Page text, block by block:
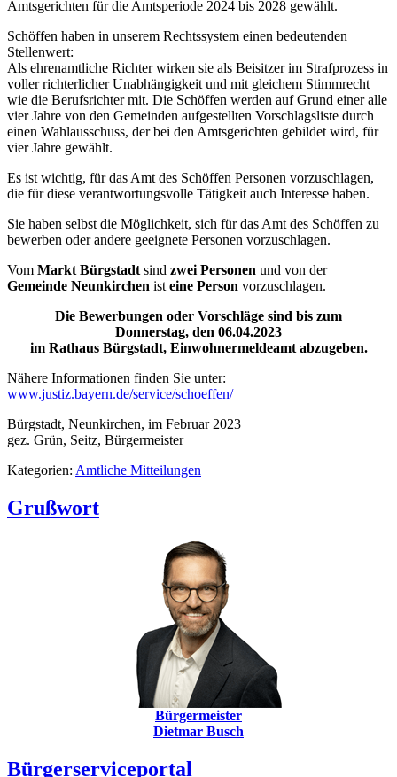
Amtsgerichten für die Amtsperiode 2024 bis 2028 gewählt.
Schöffen haben in unserem Rechtssystem einen bedeutenden
Stellenwert:
Als ehrenamtliche Richter wirken sie als Beisitzer im Strafprozess in
voller richterlicher Unabhängigkeit und mit gleichem Stimmrecht
wie die Berufsrichter mit. Die Schöffen werden auf Grund einer alle
vier Jahre von den Gemeinden aufgestellten Vorschlagsliste durch
einen Wahlausschuss, der bei den Amtsgerichten gebildet wird, für
vier Jahre gewählt.
Es ist wichtig, für das Amt des Schöffen Personen vorzuschlagen,
die für diese verantwortungsvolle Tätigkeit auch Interesse haben.
Sie haben selbst die Möglichkeit, sich für das Amt des Schöffen zu
bewerben oder andere geeignete Personen vorzuschlagen.
Vom Markt Bürgstadt sind zwei Personen und von der
Gemeinde Neunkirchen ist eine Person vorzuschlagen.
Die Bewerbungen oder Vorschläge sind bis zum
Donnerstag, den 06.04.2023
im Rathaus Bürgstadt, Einwohnermeldeamt abzugeben.
Nähere Informationen finden Sie unter:
www.justiz.bayern.de/service/schoeffen/
Bürgstadt, Neunkirchen, im Februar 2023
gez. Grün, Seitz, Bürgermeister
Kategorien: Amtliche Mitteilungen
Grußwort
Bürgermeister
Dietmar Busch
Bürgerserviceportal